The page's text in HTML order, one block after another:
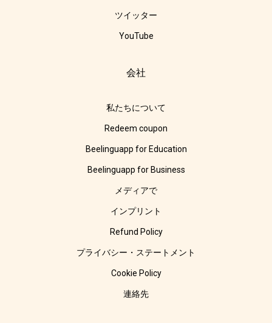
ツイッター
YouTube
会社
私たちについて
Redeem coupon
Beelinguapp for Education
Beelinguapp for Business
メディアで
インプリント
Refund Policy
プライバシー・ステートメント
Cookie Policy
連絡先